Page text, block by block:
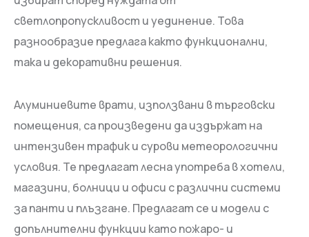
светлопропускливост и уединение. Това
разнообразие предлага както функционални,
така и декоративни решения.
Алуминиевите врати, използвани в търговски
помещения, са произведени да издържат на
интензивен трафик и сурови метеорологични
условия. Те предлагат лесна употреба в хотели,
магазини, болници и офиси с различни системи
за панти и плъзгане. Предлагат се и модели с
допълнителни функции като пожаро- и